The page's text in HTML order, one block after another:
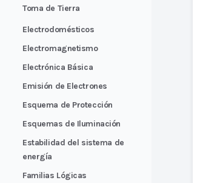
Toma de Tierra
Electrodomésticos
Electromagnetismo
Electrónica Básica
Emisión de Electrones
Esquema de Protección
Esquemas de Iluminación
Estabilidad del sistema de
energía
Familias Lógicas